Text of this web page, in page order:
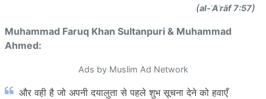
(al-ʾAʿrāf 7:57)
Muhammad Faruq Khan Sultanpuri & Muhammad
Ahmed:
Ads by Muslim Ad Network
और वही है जो अपनी दयालुता से पहले शुभ सूचना देने को हवाएँ